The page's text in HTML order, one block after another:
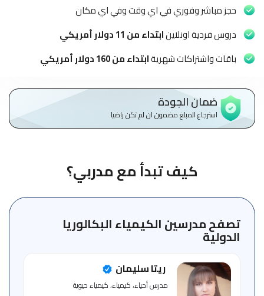
وطلاب
المدارس
نحن
الشروط
والأحكام
الأساسية
للمنصة
حجز مباشر وفوري في اي وقت وفي اي مكان
دروس فردية اونلاينابتداء من 11 دولار أمريكي
باقات واشتراكات شهريةابتداء من 160 دولار أمريكي
ضمان الجودة
استرجاع المبلغ مضمون ان لم تكن راضيا
كيف تبدأ مع مدربي؟
تصفح مدرسين الكيمياء البكالوريا
الدولية
ريتا سليمان
مدرس أحياء، كيمياء، كيمياء حيوية